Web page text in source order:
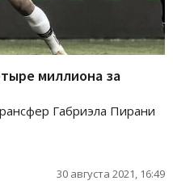
миллиона за
Габриэла Пирани
30 августа 2021, 16:49